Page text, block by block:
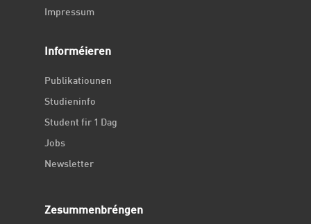
Impressum
Informéieren
Publikatiounen
Studieninfo
Student fir 1 Dag
Jobs
Newsletter
Zesummenbréngen